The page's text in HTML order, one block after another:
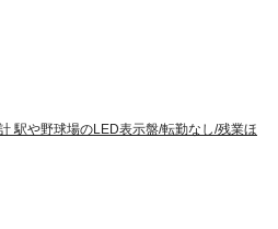
駅や野球場のLED表示盤/転勤なし/残業ほ